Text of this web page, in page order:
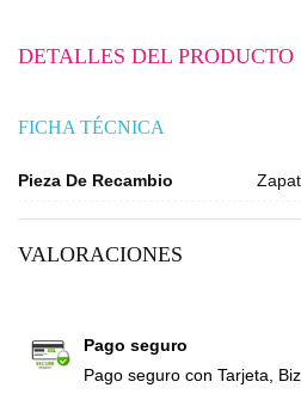
DETALLES DEL PRODUCTO
FICHA TÉCNICA
Pieza De Recambio
VALORACIONES
Pago seguro
Pago seguro con Tarjeta,